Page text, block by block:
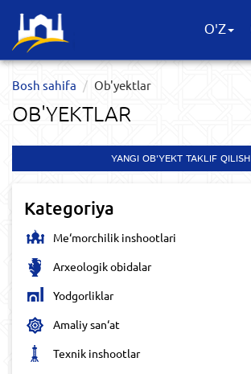
O'Z
Bosh sahifa Ob'yektlar​
OB'YEKTLAR​
YANGI OB'YEKT TAKLIF QILISH
Kategoriya
Me‘morchilik inshootlari
Arxeologik obidalar
Yodgorliklar
Amaliy san‘at
Texnik inshootlar